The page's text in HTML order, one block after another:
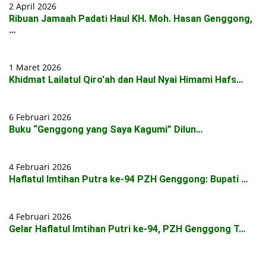
2 April 2026
Ribuan Jamaah Padati Haul KH. Moh. Hasan Genggong,
…
1 Maret 2026
Khidmat Lailatul Qiro’ah dan Haul Nyai Himami Hafs…
6 Februari 2026
Buku “Genggong yang Saya Kagumi” Dilun…
4 Februari 2026
Haflatul Imtihan Putra ke-94 PZH Genggong: Bupati …
4 Februari 2026
Gelar Haflatul Imtihan Putri ke-94, PZH Genggong T…